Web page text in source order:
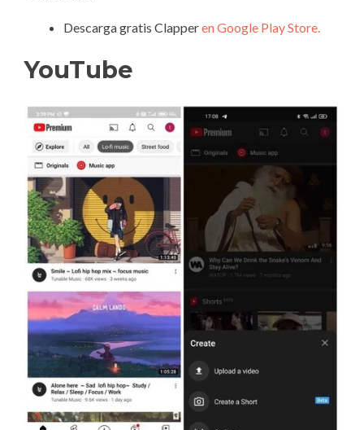
Descarga gratis Clapperen Google Play Store.
YouTube